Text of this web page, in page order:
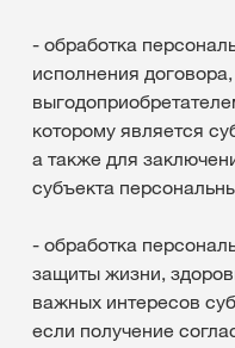
- обработка
исполнения
которому является
а также для
субъекта
- обработка
защиты жизни,
важных интересов
если получение